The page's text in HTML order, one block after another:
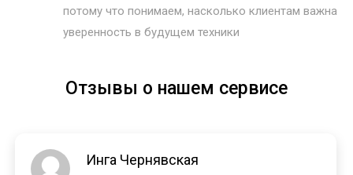
потому что понимаем, насколько клиентам важна
уверенность в будущем техники
Отзывы о нашем сервисе
Инга Чернявская